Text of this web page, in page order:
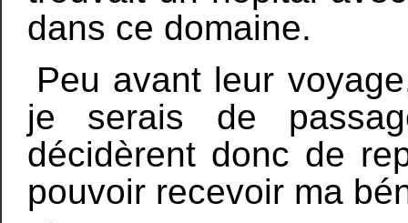
dans ce domaine.
Peu avant leur
je serais de
décidèrent donc de
pouvoir recevoir ma